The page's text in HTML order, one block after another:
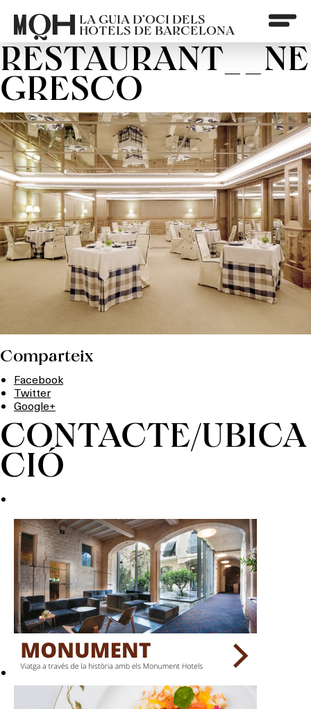
LA GUIA D’OCI DELS
HOTELS DE BARCELONA
Què vols fer?
HOTELS
TERRASSES
BARS
SPAS
RESTAURANT__NE
GRESCO
Comparteix
Facebook
Twitter
Google+
CONTACTE/UBICA
CIÓ